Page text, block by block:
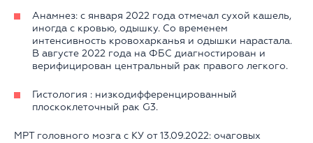
Анамнез: с января 2022 года отмечал сухой кашель,
иногда с кровью, одышку. Со временем
интенсивность кровохарканья и одышки нарастала.
В августе 2022 года на ФБС диагностирован и
верифицирован центральный рак правого легкого.
Гистология : низкодифференцированный
плоскоклеточный рак G3.
МРТ головного мозга с КУ от 13.09.2022: очаговых